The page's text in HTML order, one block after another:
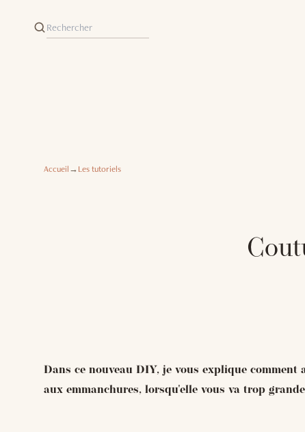
Accueil→Les tutoriels
Dans ce nouveau DIY, je vous explique
aux emmanchures, lorsqu'elle vous va trop